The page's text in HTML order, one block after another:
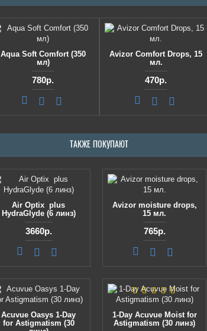
Aqua Soft Comfort (350
мл)
780р.
Avizor Comfort Drops, 15
мл.
470р.
ТАКЖЕ ПОКУПАЮТ
Air Optix plus
HydraGlyde (6 линз)
3660р.
Avizor moisture drops,
15 мл.
765р.
Acuvue Oasys 1-Day
for Astigmatism (30
1-Day Acuvue Moist for
Astigmatism (30 линз)